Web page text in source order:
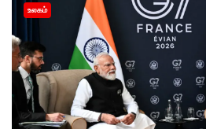
உலகம்